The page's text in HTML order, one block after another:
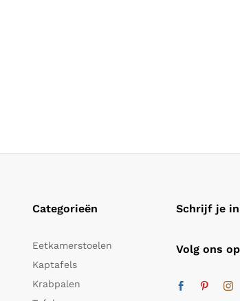
Categorieën
Eetkamerstoelen
Kaptafels
Krabpalen
Schrijf je
Volg ons